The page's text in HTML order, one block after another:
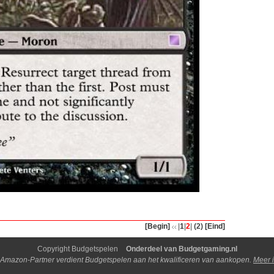
[Begin] 1 2 (2) [Eind]
Copyright Budgetspelen
Onderdeel van Budgetgaming.nl
Partner verdient Budgetspelen aan het kwalificeren van aankopen. Meer